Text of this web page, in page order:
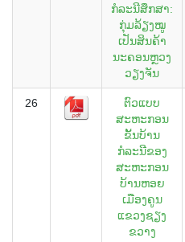
ກໍລະນີສຶກສາ:
ກຸ່ມລ້ຽງໝູ
ເປັນສິນຄ້າ
ນະຄອນຫຼວງ
ວຽງຈັນ
26
ຕົວແບບ
ສະຫະກອນ
ຂັ້ນບ້ານ
ກໍລະນີຂອງ
ສະຫະກອນ
ບ້ານຫອຍ
ເມືອງຄູນ
ແຂວງຊຽງ
ຂວາງ